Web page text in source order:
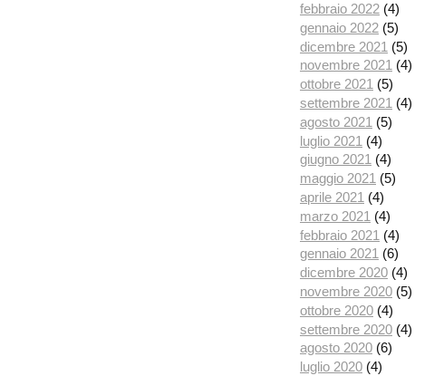
febbraio 2022 (4)
gennaio 2022 (5)
dicembre 2021 (5)
novembre 2021 (4)
ottobre 2021 (5)
settembre 2021 (4)
agosto 2021 (5)
luglio 2021 (4)
giugno 2021 (4)
maggio 2021 (5)
aprile 2021 (4)
marzo 2021 (4)
febbraio 2021 (4)
gennaio 2021 (6)
dicembre 2020 (4)
novembre 2020 (5)
ottobre 2020 (4)
settembre 2020 (4)
agosto 2020 (6)
luglio 2020 (4)